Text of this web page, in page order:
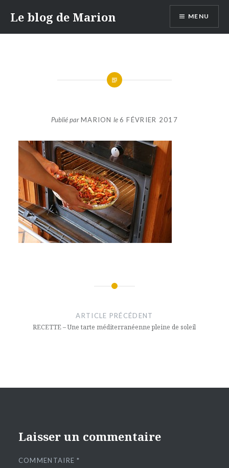
contenu
Le blog de Marion MENU
Publié parMARION le6 FÉVRIER 2017
l’article
ARTICLE PRÉCÉDENT
RECETTE – Une tarte méditerranéenne pleine de soleil
Laisser un commentaire
COMMENTAIRE*